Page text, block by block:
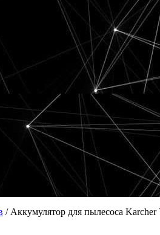
/ Аккумулятор для пылесоса